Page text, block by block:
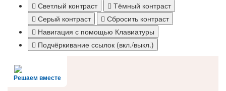
Светлый контраст
Тёмный контраст
Серый контраст
Сбросить контраст
Навигация с помощью Клавиатуры
Подчёркивание ссылок (вкл./выкл.)
Решаем вместе